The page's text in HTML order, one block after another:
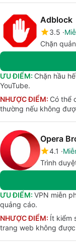
Adblock
3.5
Chặn
ƯU ĐIỂM: Chặn hầu
YouTube.
NHƯỢC ĐIỂM: Có thể
thường nếu không
Opera
4.1
Trình
ƯU ĐIỂM: VPN miễn
quảng cáo.
NHƯỢC ĐIỂM: Ít kiểm
trang web không